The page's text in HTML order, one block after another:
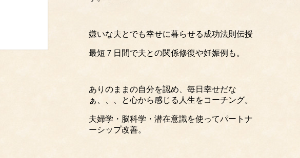
嫌いな夫とでも幸せに暮らせる成功法則伝授
最短７日間で夫との関係修復や妊娠例も。
ありのままの自分を認め、毎日幸せだな
ぁ、、、と心から感じる人生をコーチング。
夫婦学・脳科学・潜在意識を使ってパートナ
ーシップ改善。